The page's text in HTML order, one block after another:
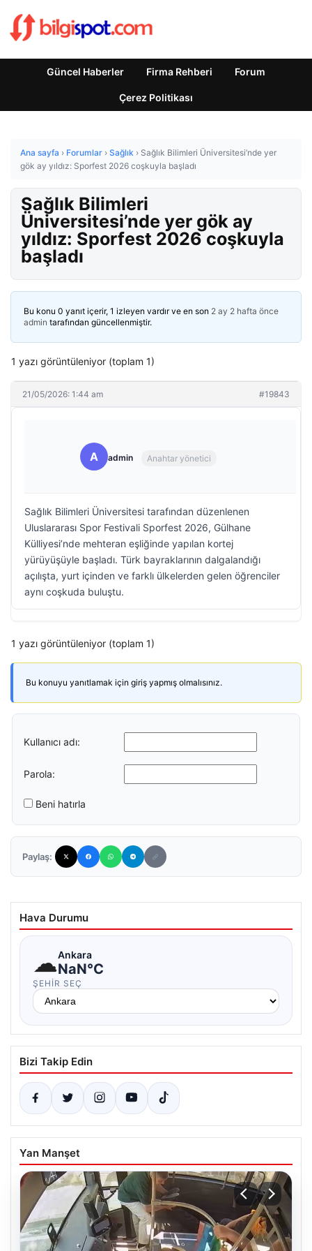
Güncel Haberler Firma Rehberi Forum
Çerez Politikası
Ana sayfa › Forumlar › Sağlık › Sağlık Bilimleri Üniversitesi’nde yer
gök ay yıldız: Sporfest 2026 coşkuyla başladı
Sağlık Bilimleri
Üniversitesi’nde yer gök ay
yıldız: Sporfest 2026 coşkuyla
başladı
Bu konu 0 yanıt içerir, 1 izleyen vardır ve en son 2 ay 2 hafta önce
admin tarafından güncellenmiştir.
1 yazı görüntüleniyor (toplam 1)
21/05/2026: 1:44 am #19843
A admin Anahtar yönetici
Sağlık Bilimleri Üniversitesi tarafından düzenlenen
Uluslararası Spor Festivali Sporfest 2026, Gülhane
Külliyesi’nde mehteran eşliğinde yapılan kortej
yürüyüşüyle başladı. Türk bayraklarının dalgalandığı
açılışta, yurt içinden ve farklı ülkelerden gelen öğrenciler
aynı coşkuda buluştu.
1 yazı görüntüleniyor (toplam 1)
Bu konuyu yanıtlamak için giriş yapmış olmalısınız.
Kullanıcı adı:
Parola:
Beni hatırla
Paylaş:
Hava Durumu
☁Ankara
NaN°C
ŞEHIR SEÇ
Bizi Takip Edin
Yan Manşet